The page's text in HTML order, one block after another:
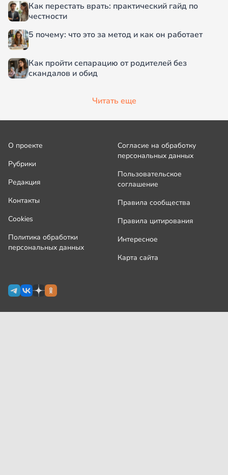
Как перестать врать: практический гайд по
честности
5 почему: что это за метод и как он работает
Как пройти сепарацию от родителей без
скандалов и обид
Читать еще
О проекте
Рубрики
Редакция
Контакты
Cookies
Политика обработки
персональных данных
Согласие на обработку
персональных данных
Пользовательское
соглашение
Правила сообщества
Правила цитирования
Интересное
Карта сайта